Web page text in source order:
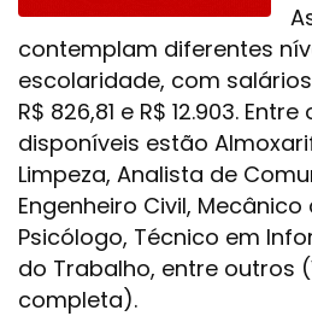
contemplam diferentes
escolaridade, com
R$ 826,81 e R$ 12.903.
disponíveis estão
Limpeza, Analista de
Engenheiro Civil, Mecânico
Psicólogo, Técnico em
do Trabalho, entre outros
completa).